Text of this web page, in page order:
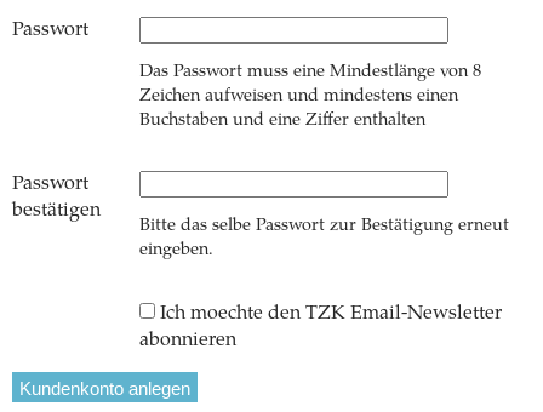
Passwort
Das Passwort muss eine Mindestlänge von 8
Zeichen aufweisen und mindestens einen
Buchstaben und eine Ziffer enthalten
Passwort
bestätigen
Bitte das selbe Passwort zur Bestätigung erneut
eingeben.
Ich moechte den TZK Email-Newsletter
abonnieren